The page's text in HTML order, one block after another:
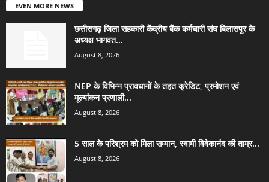
EVEN MORE NEWS
छत्तीसगढ़ जिला सहकारी केंद्रीय बैंक कर्मचारी संघ बिलासपुर के
अध्यक्ष भागवत...
August 8, 2026
NEP के विभिन्न प्रावधानों के तहत क्रेडिट, प्रमोशन एवं
मूल्यांकन प्रणाली...
August 8, 2026
5 साल के परिश्रम को मिला सम्मान, स्वामी विवेकानंद की ताम्र...
August 8, 2026